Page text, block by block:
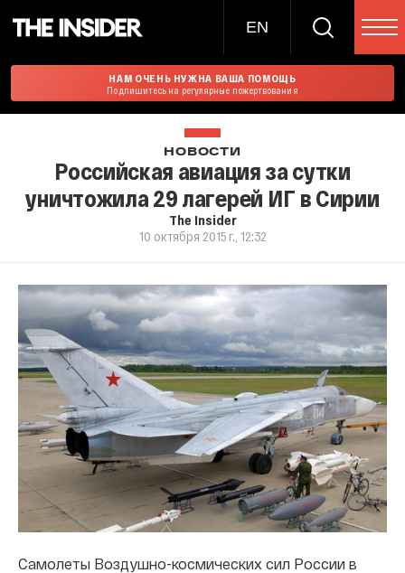
EN
НАМ ОЧЕНЬ НУЖНА ВАША ПОМОЩЬ
Подпишитесь на регулярные пожертвования
НОВОСТИ
Российская авиация за сутки
уничтожила 29 лагерей ИГ в Сирии
The Insider
10 октября 2015 г., 12:32
Самолеты Воздушно-космических сил России в